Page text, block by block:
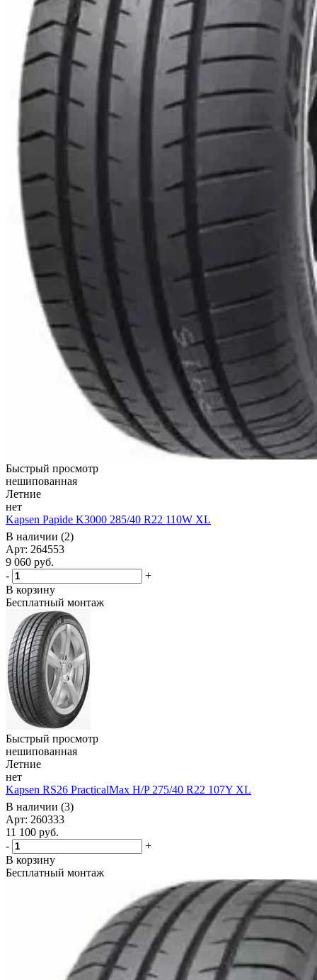
Быстрый просмотр
нешипованная
Летние
нет
Kapsen Papide K3000 285/40 R22 110W XL
В наличии (2)
Арт: 264553
9 060 руб.
-
+
В корзину
Бесплатный монтаж
Быстрый просмотр
нешипованная
Летние
нет
Kapsen RS26 PracticalMax H/P 275/40 R22 107Y XL
В наличии (3)
Арт: 260333
11 100 руб.
-
+
В корзину
Бесплатный монтаж